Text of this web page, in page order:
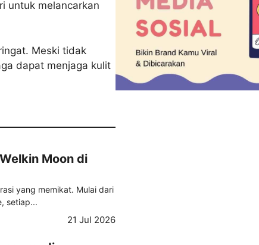
untuk melancarkan
Meski tidak
dapat menjaga kulit
Moon di
yang memikat. Mulai dari
setiap...
21 Jul 2026